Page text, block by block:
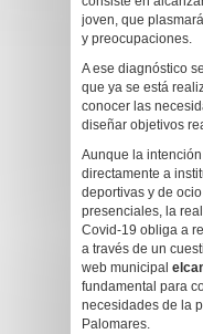
joven, que
y preocupaciones.
A ese diagnóstico
que ya se está
conocer las
diseñar objetivos
Aunque la
directamente a
deportivas y de
presenciales, la
Covid-19 obliga a
a través de un
web municipal
fundamental para
necesidades de la
Palomares.